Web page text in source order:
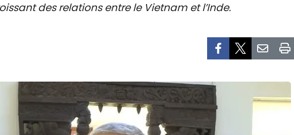
des relations entre le Vietnam et l’Inde.